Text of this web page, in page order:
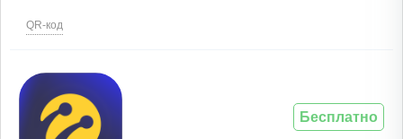
QR-код
Бесплатно